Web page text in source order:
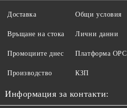
Доставка
Връщане на стока
Промоциите днес
Производство
Общи условия
Лични данни
Платформа ОРС
КЗП
Информация за контакти: